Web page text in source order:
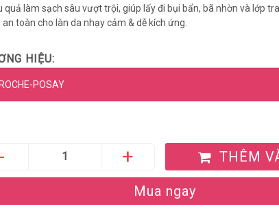
quả làm sạch sâu vượt trội, giúp lấy đi bụi bẩn, bã nhờn và lớp
an toàn cho làn da nhạy cảm & dễ kích ứng.
HIỆU:
THÊM
Mua ngay